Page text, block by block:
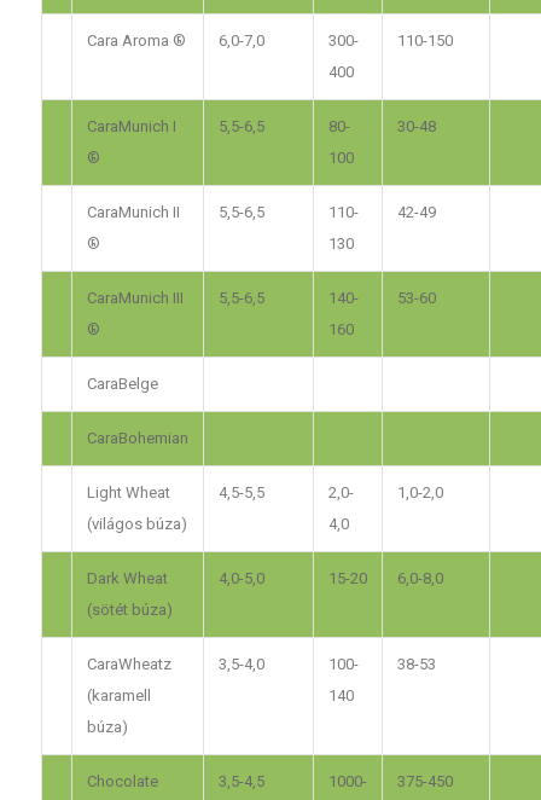
Cara Aroma ® 6,0-7,0
300-
400
110-150
CaraMunich I
®
5,5-6,5
80-
100
30-48
CaraMunich II
®
5,5-6,5
110-
130
42-49
CaraMunich III
®
5,5-6,5
140-
160
53-60
CaraBelge
CaraBohemian
Light Wheat
(világos búza)
4,5-5,5
2,0-
4,0
1,0-2,0
Dark Wheat
(sötét búza)
4,0-5,0 15-20 6,0-8,0
CaraWheatz
(karamell
búza)
3,5-4,0
100-
140
38-53
Chocolate
3,5-4,5
1000-
375-450